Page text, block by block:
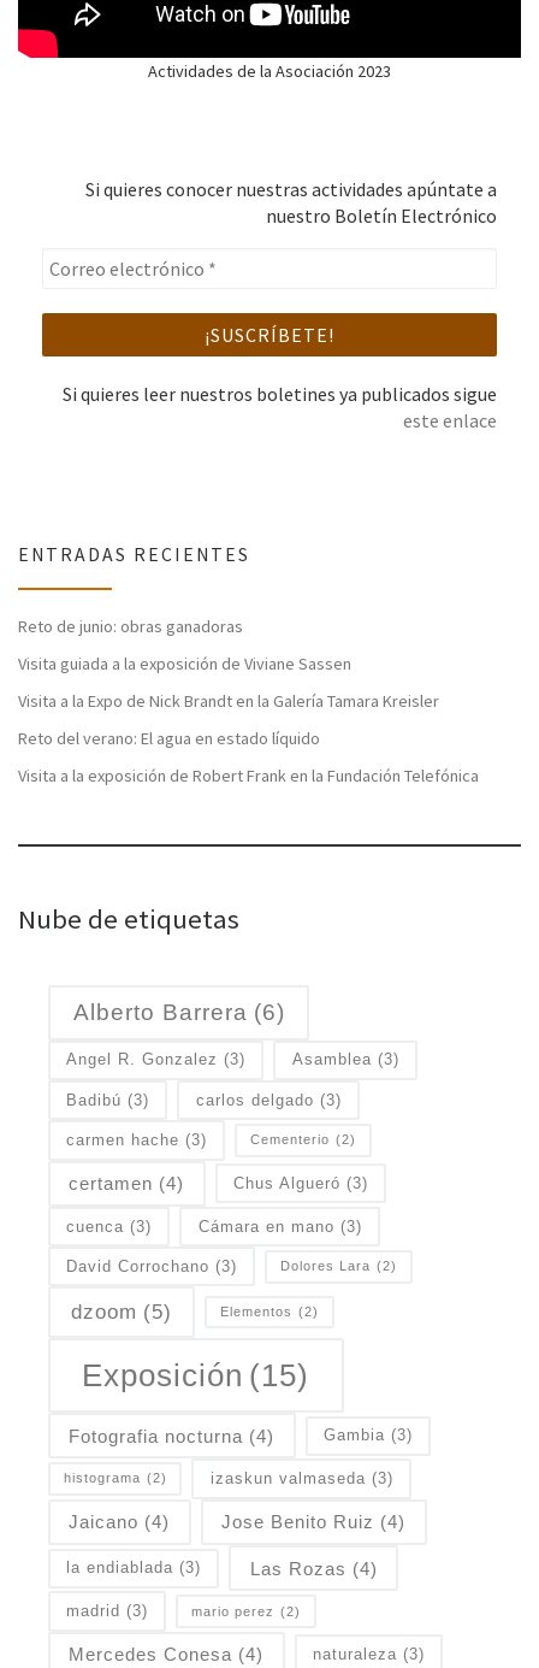
Actividades de la Asociación 2023
Si quieres conocer nuestras actividades apúntate a
nuestro Boletín Electrónico
Si quieres leer nuestros boletines ya publicados sigue
este enlace
ENTRADAS RECIENTES
Reto de junio: obras ganadoras
Visita guiada a la exposición de Viviane Sassen
Visita a la Expo de Nick Brandt en la Galería Tamara Kreisler
Reto del verano: El agua en estado líquido
Visita a la exposición de Robert Frank en la Fundación Telefónica
Nube de etiquetas
Alberto Barrera (6)
Angel R. Gonzalez (3) Asamblea (3)
Badibú (3) carlos delgado (3)
carmen hache (3) Cementerio (2)
certamen (4) Chus Algueró (3)
cuenca (3) Cámara en mano (3)
David Corrochano (3) Dolores Lara (2)
dzoom (5) Elementos (2)
Exposición (15)
Fotografia nocturna (4) Gambia (3)
histograma (2) izaskun valmaseda (3)
Jaicano (4) Jose Benito Ruiz (4)
la endiablada (3) Las Rozas (4)
madrid (3) mario perez (2)
Mercedes Conesa (4) naturaleza (3)